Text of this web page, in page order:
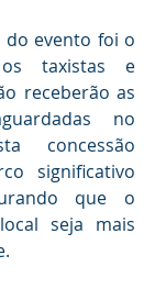
evento foi o
taxistas e
receberão as
no
concessão
significativo
que o
seja mais